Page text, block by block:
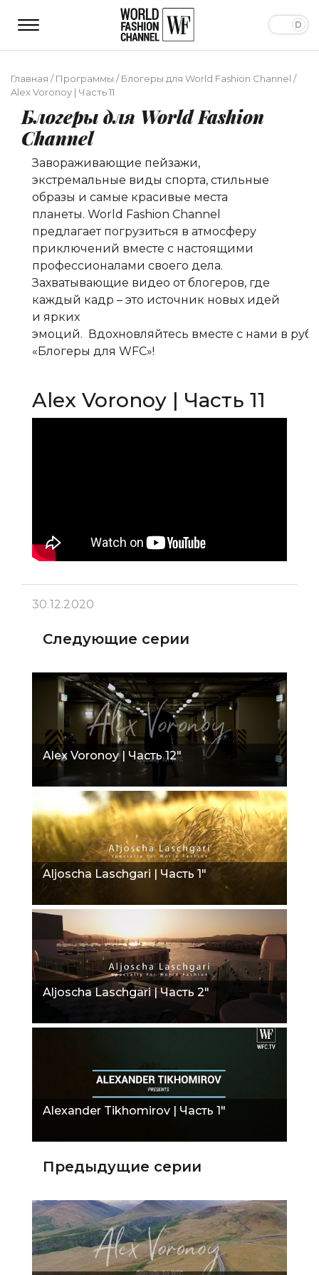
Главная /Программы /Блогеры для World Fashion Channel /
Alex Voronoy | Часть 11
Блогеры для World Fashion
Channel
Завораживающие пейзажи,
экстремальные виды спорта, стильные
образы и самые красивые места
планеты. World Fashion Channel
предлагает погрузиться в атмосферу
приключений вместе c настоящими
профессионалами своего дела.
Захватывающие видео от блогеров, где
каждый кадр – это источник новых идей
и ярких
эмоций. Вдохновляйтесь вместе с нами в
«Блогеры для WFC»!
Alex Voronoy | Часть 11
30.12.2020
Следующие серии
Alex Voronoy | Часть 12"
Aljoscha Laschgari | Часть 1"
Aljoscha Laschgari | Часть 2"
Alexander Tikhomirov | Часть 1"
Предыдущие серии